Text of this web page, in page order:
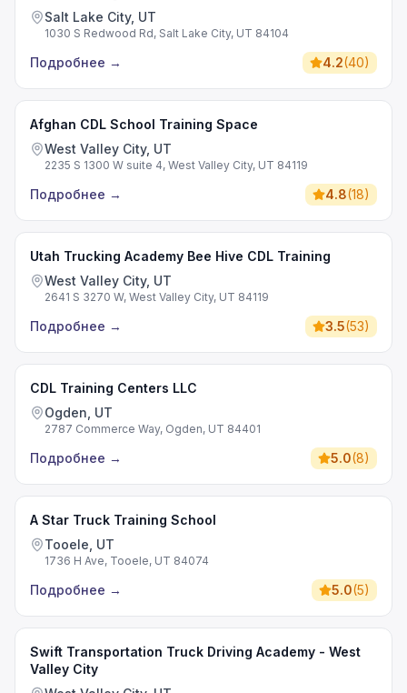
Salt Lake City, UT
1030 S Redwood Rd, Salt Lake City, UT 84104
Подробнее → 4.2(40)
Afghan CDL School Training Space
West Valley City, UT
2235 S 1300 W suite 4, West Valley City, UT 84119
Подробнее → 4.8(18)
Utah Trucking Academy Bee Hive CDL Training
West Valley City, UT
2641 S 3270 W, West Valley City, UT 84119
Подробнее → 3.5(53)
CDL Training Centers LLC
Ogden, UT
2787 Commerce Way, Ogden, UT 84401
Подробнее → 5.0(8)
A Star Truck Training School
Tooele, UT
1736 H Ave, Tooele, UT 84074
Подробнее → 5.0(5)
Swift Transportation Truck Driving Academy - West
Valley City